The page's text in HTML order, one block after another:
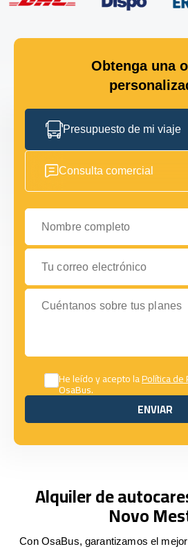
Obtenga una
Presupuesto de mi viaje
Consulta comercial
Nombre completo
Tu correo electrónico
Cuéntanos sobre tus planes
He leído y acepto laPolítica de
OsaBus.
ENVIAR
ENVIAR
Alquiler de
Novo
Con OsaBus, garantizamos el